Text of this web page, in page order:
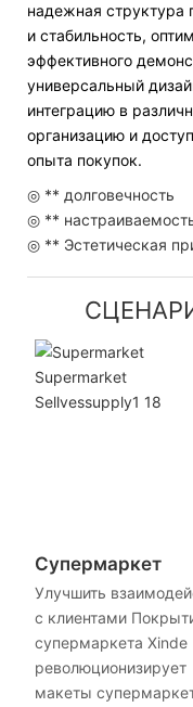
надежная структура
и стабильность,
эффективного
универсальный
интеграцию в
организацию и
опыта покупок.
◎ ** долговечность
◎ **
◎ ** Эстетическая
Супермаркет
Улучшить
с клиентами
супермаркета Xinde
революционизирует
макеты